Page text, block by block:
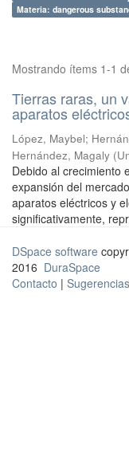
Materia: dangerous
Mostrando ítems 1-1
Tierras raras, un
aparatos
López, Maybel;
Hernández, Magaly (
Debido al crecimiento
expansión del
aparatos eléctricos y
significativamente,
DSpace software
2016 DuraSpace
Contacto | Sugerencias